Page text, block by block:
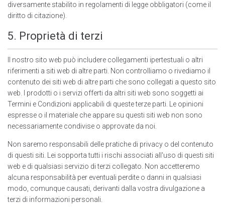
diversamente stabilito in regolamenti di legge obbligatori (come il
diritto di citazione).
5. Proprietà di terzi
Il nostro sito web può includere collegamenti ipertestuali o altri
riferimenti a siti web di altre parti. Non controlliamo o rivediamo il
contenuto dei siti web di altre parti che sono collegati a questo sito
web. I prodotti o i servizi offerti da altri siti web sono soggetti ai
Termini e Condizioni applicabili di queste terze parti. Le opinioni
espresse o il materiale che appare su questi siti web non sono
necessariamente condivise o approvate da noi.
Non saremo responsabili delle pratiche di privacy o del contenuto
di questi siti. Lei sopporta tutti i rischi associati all'uso di questi siti
web e di qualsiasi servizio di terzi collegato. Non accetteremo
alcuna responsabilità per eventuali perdite o danni in qualsiasi
modo, comunque causati, derivanti dalla vostra divulgazione a
terzi di informazioni personali.